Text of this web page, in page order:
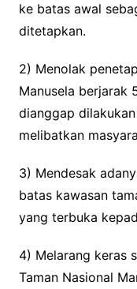
ke batas awal
ditetapkan.
2) Menolak
Manusela berjarak
dianggap
melibatkan
3) Mendesak
batas kawasan
yang terbuka
4) Melarang keras
Taman Nasional